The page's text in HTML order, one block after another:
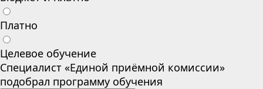
Платно
Целевое обучение
Специалист «Единой приёмной комиссии»
подобрал программу обучения